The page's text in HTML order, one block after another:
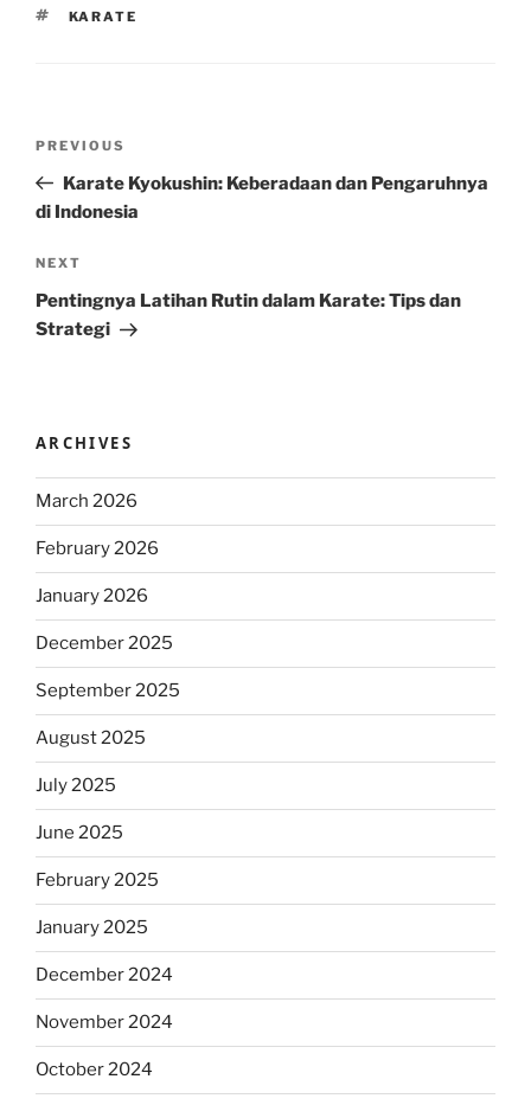
TAGS
KARATE
Previous
Post
PREVIOUS
Karate Kyokushin: Keberadaan dan Pengaruhnya
di Indonesia
Next
Post
NEXT
Pentingnya Latihan Rutin dalam Karate: Tips dan
Strategi
ARCHIVES
March 2026
February 2026
January 2026
December 2025
September 2025
August 2025
July 2025
June 2025
February 2025
January 2025
December 2024
November 2024
October 2024